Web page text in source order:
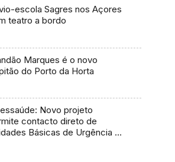
escola Sagres nos Açores
teatro a bordo
Marques é o novo
do Porto da Horta
Novo projeto
contacto direto de
Básicas de Urgência e